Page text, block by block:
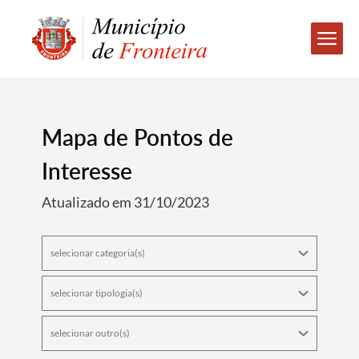
Mapa de Pontos de
Interesse
Atualizado em 31/10/2023
selecionar categoria(s)
selecionar tipologia(s)
selecionar outro(s)